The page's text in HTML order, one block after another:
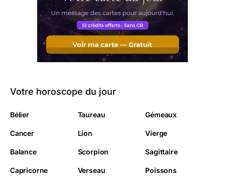
Votre horoscope du jour
Bélier Taureau Gémeaux
Cancer Lion Vierge
Balance Scorpion Sagittaire
Capricorne Verseau Poissons